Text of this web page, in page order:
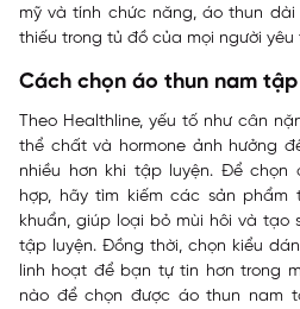
mỹ và tính chức năng, áo thun
thiếu trong tủ đồ của mọi người
Cách chọn áo thun nam
Theo Healthline, yếu tố như cân
thể chất và hormone ảnh hưởng
nhiều hơn khi tập luyện. Để
hợp, hãy tìm kiếm các sản phẩm
khuẩn, giúp loại bỏ mùi hôi và tạo
tập luyện. Đồng thời, chọn kiểu
linh hoạt để bạn tự tin hơn trong
nào để chọn được áo thun nam